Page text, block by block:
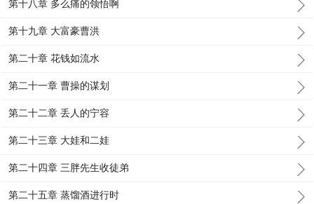
第十八章 多么痛的领悟啊
第十九章 大富豪曹洪
第二十章 花钱如流水
第二十一章 曹操的谋划
第二十二章 丢人的宁容
第二十三章 大娃和二娃
第二十四章 三胖先生收徒弟
第二十五章 蒸馏酒进行时